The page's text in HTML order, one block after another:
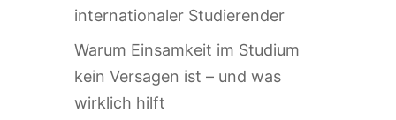
internationaler Studierender
Warum Einsamkeit im Studium
kein Versagen ist – und was
wirklich hilft